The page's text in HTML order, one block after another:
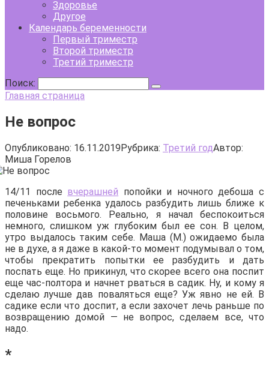
Здоровье
Другое
Календарь беременности
Первый триместр
Второй триместр
Третий триместр
Поиск:
Главная страница
Не вопрос
Опубликовано: 16.11.2019Рубрика: Третий годАвтор:
Миша Горелов
14/11 после вчерашней попойки и ночного дебоша с
печеньками ребенка удалось разбудить лишь ближе к
половине восьмого. Реально, я начал беспокоиться
немного, слишком уж глубоким был ее сон. В целом,
утро выдалось таким себе. Маша (М.) ожидаемо была
не в духе, а я даже в какой-то момент подумывал о том,
чтобы прекратить попытки ее разбудить и дать
поспать еще. Но прикинул, что скорее всего она поспит
еще час-полтора и начнет рваться в садик. Ну, и кому я
сделаю лучше дав поваляться еще? Уж явно не ей. В
садике если что доспит, а если захочет лечь раньше по
возвращению домой — не вопрос, сделаем все, что
надо.
*